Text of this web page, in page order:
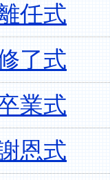
任式
了式
業式
恩式